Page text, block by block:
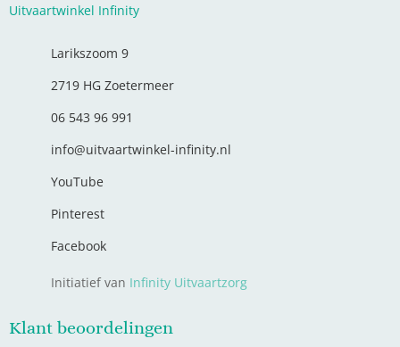
Uitvaartwinkel Infinity
Larikszoom 9
2719 HG Zoetermeer
06 543 96 991
info@uitvaartwinkel-infinity.nl
YouTube
Pinterest
Facebook
Initiatief van Infinity Uitvaartzorg
Klant beoordelingen